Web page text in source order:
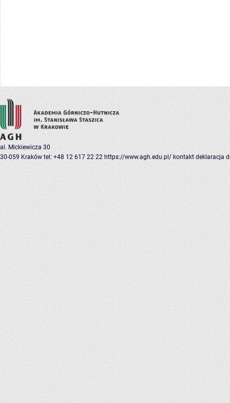
al. Mickiewicza 30
30-059 Kraków tel: +48 12 617 22 22 https://www.agh.edu.pl/ kontakt deklaracja